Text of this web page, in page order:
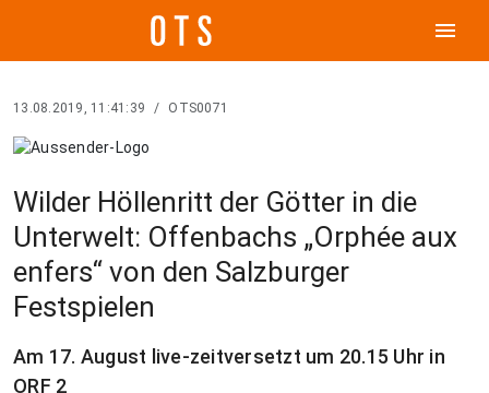
menu
13.08.2019, 11:41:39 / OTS0071
Wilder Höllenritt der Götter in die
Unterwelt: Offenbachs „Orphée aux
enfers“ von den Salzburger
Festspielen
Am 17. August live-zeitversetzt um 20.15 Uhr in
ORF 2